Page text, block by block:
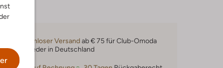
Kostenloser Versandab € 75 für Club-Omoda
Mitglieder in Deutschland